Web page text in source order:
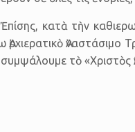
κατὰ τὴν
Ἀρχιερατικὸ
συμψάλουμε τὸ «Χριστὸς